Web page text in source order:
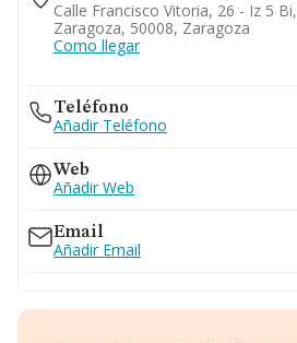
Calle Francisco Vitoria, 26 - Iz 5 Bi,
Zaragoza, 50008, Zaragoza
Como llegar
Teléfono
Añadir Teléfono
Web
Añadir Web
Email
Añadir Email